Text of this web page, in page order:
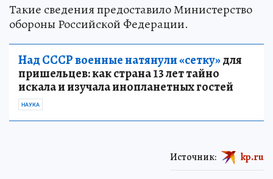
Такие сведения предоставило Министерство
обороны Российской Федерации.
Над СССР военные натянули «сетку»для
пришельцев: как страна 13 лет тайно
искала и изучала инопланетных гостей
НАУКА
Источник: kp.ru